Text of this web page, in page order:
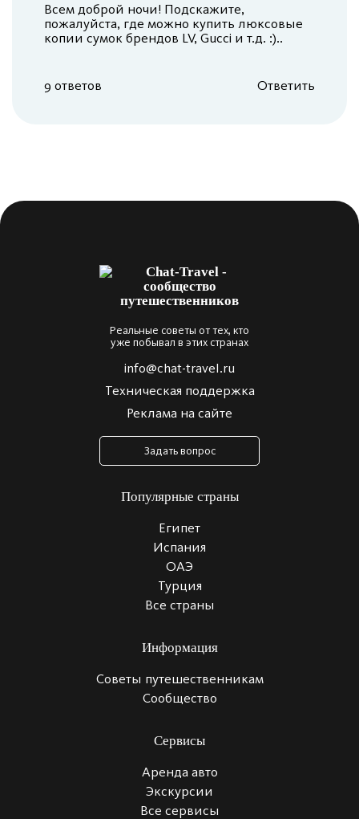
Всем доброй ночи! Подскажите,
пожалуйста, где можно купить люксовые
копии сумок брендов LV, Gucci и т.д. :)..
9 ответов Ответить
Реальные советы от тех, кто
уже побывал в этих странах
info@chat-travel.ru
Техническая поддержка
Реклама на сайте
Задать вопрос
Популярные страны
Египет
Испания
ОАЭ
Турция
Все страны
Информация
Советы путешественникам
Сообщество
Сервисы
Аренда авто
Экскурсии
Все сервисы